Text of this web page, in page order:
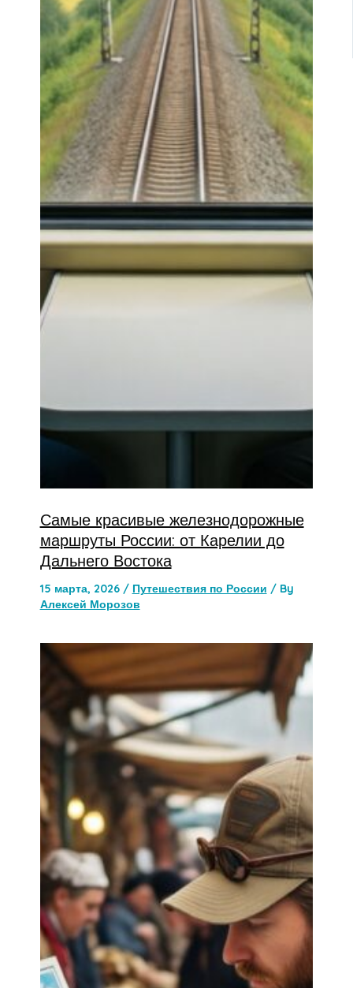
Самые красивые железнодорожные
маршруты России: от Карелии до
Дальнего Востока
15 марта, 2026 / Путешествия по России / By
Алексей Морозов